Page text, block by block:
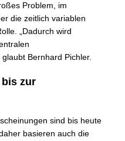
Problem, im
die zeitlich variablen
„Dadurch wird
Bernhard Pichler.
zur
sind bis heute
basieren auch die